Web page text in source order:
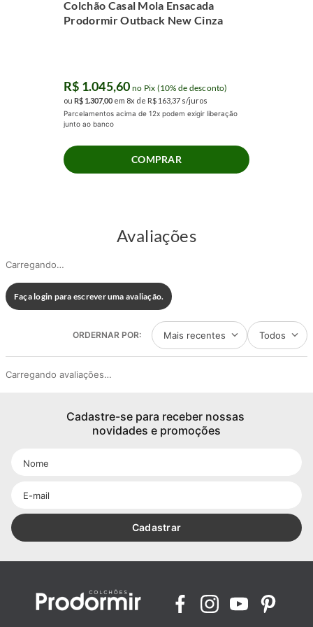
Colchão Casal Mola Ensacada
Prodormir Outback New Cinza
R$ 1.045,60 no Pix (10% de desconto)
ou R$ 1.30700 em 8x de R$ 16337 s/juros
Parcelamentos acima de 12x podem exigir liberação
junto ao banco
COMPRAR
Avaliações
Carregando…
Faça login para escrever uma avaliação.
Mais recentes Todos
Carregando avaliações…
Cadastre-se para receber nossas
novidades e promoções
Cadastrar